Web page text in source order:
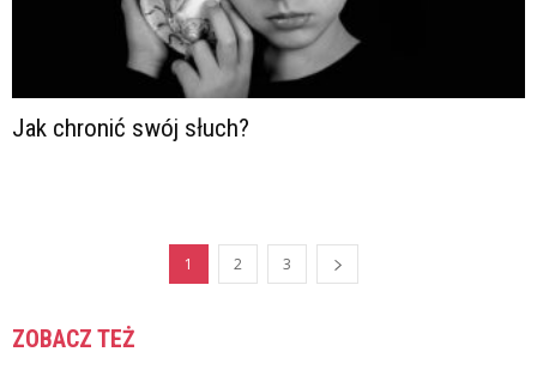
Jak chronić swój słuch?
1 2 3
ZOBACZ TEŻ